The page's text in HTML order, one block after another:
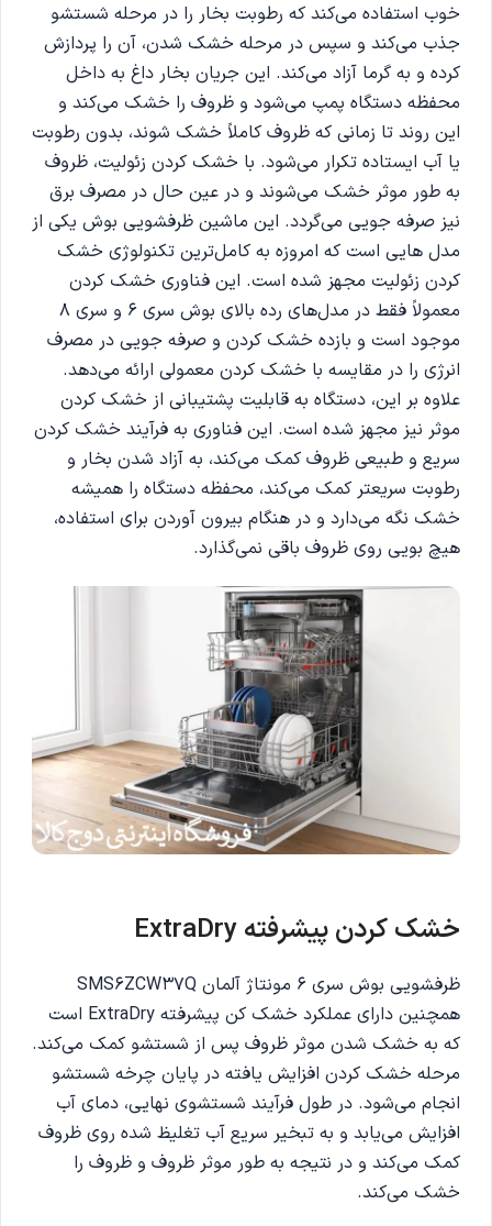
خوب استفاده می‌کند که رطوبت بخار را در مرحله شستشو
جذب می‌کند و سپس در مرحله خشک شدن، آن را پردازش
کرده و به گرما آزاد می‌کند. این جریان بخار داغ به داخل
محفظه دستگاه پمپ می‌شود و ظروف را خشک می‌کند و
این روند تا زمانی که ظروف کاملاً خشک شوند، بدون رطوبت
یا آب ایستاده تکرار می‌شود. با خشک کردن زئولیت، ظروف
به طور موثر خشک می‌شوند و در عین حال در مصرف برق
نیز صرفه جویی می‌گردد. این ماشین ظرفشویی بوش یکی از
مدل هایی است که امروزه به کامل‌ترین تکنولوژی خشک
کردن زئولیت مجهز شده است. این فناوری خشک کردن
معمولاً فقط در مدل‌های رده بالای بوش سری 6 و سری 8
موجود است و بازده خشک کردن و صرفه جویی در مصرف
انرژی را در مقایسه با خشک کردن معمولی ارائه می‌دهد.
علاوه بر این، دستگاه به قابلیت پشتیبانی از خشک کردن
موثر نیز مجهز شده است. این فناوری به فرآیند خشک کردن
سریع و طبیعی ظروف کمک می‌کند، به آزاد شدن بخار و
رطوبت سریعتر کمک می‌کند، محفظه دستگاه را همیشه
خشک نگه می‌دارد و در هنگام بیرون آوردن برای استفاده،
هیچ بویی روی ظروف باقی نمی‌گذارد.
خشک کردن پیشرفته ExtraDry
ظرفشویی بوش سری 6 مونتاژ آلمان SMS6ZCW37Q
همچنین دارای عملکرد خشک کن پیشرفته ExtraDry است
که به خشک شدن موثر ظروف پس از شستشو کمک می‌کند.
مرحله خشک کردن افزایش یافته در پایان چرخه شستشو
انجام می‌شود. در طول فرآیند شستشوی نهایی، دمای آب
افزایش می‌یابد و به تبخیر سریع آب تغلیظ شده روی ظروف
کمک می‌کند و در نتیجه به طور موثر ظروف و ظروف را
خشک می‌کند.